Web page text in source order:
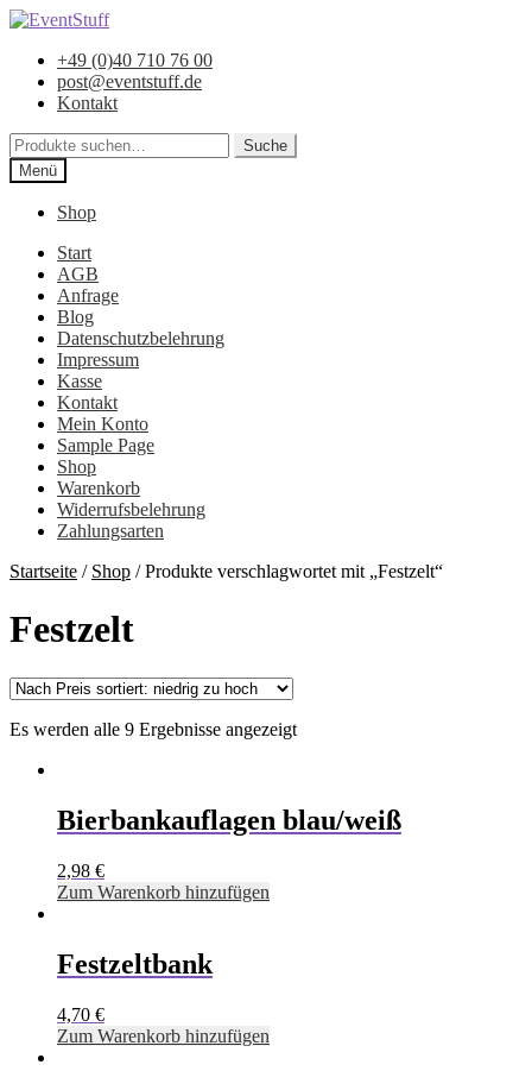
Zur
springen
Zum
springen+49 (0)40 710 76 00
post@eventstuff.de
Kontakt
Suche
nach:
Suche
Menü
Shop
Start
AGB
Anfrage
Blog
Datenschutzbelehrung
Impressum
Kasse
Kontakt
Mein Konto
Sample Page
Shop
Warenkorb
Widerrufsbelehrung
Zahlungsarten
Startseite / Shop /Produkte verschlagwortet mit „Festzelt“
Festzelt
Es werden alle 9 Ergebnisse angezeigt
Bierbankauflagen blau/weiß
2,98 €
Zum Warenkorb hinzufügen
Festzeltbank
4,70 €
Zum Warenkorb hinzufügen